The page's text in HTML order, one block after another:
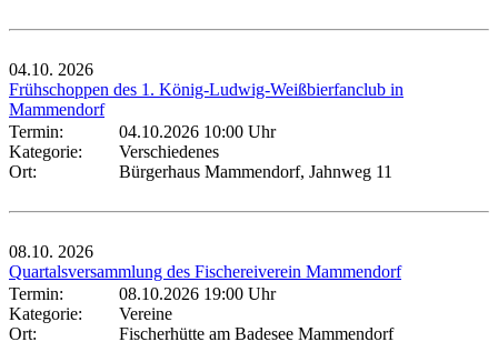
04.10. 2026
Frühschoppen des 1. König-Ludwig-Weißbierfanclub in
Mammendorf
Termin:
04.10.2026 10:00 Uhr
Kategorie:
Verschiedenes
Ort:
Bürgerhaus Mammendorf, Jahnweg 11
08.10. 2026
Quartalsversammlung des Fischereiverein Mammendorf
Termin:
08.10.2026 19:00 Uhr
Kategorie:
Vereine
Ort:
Fischerhütte am Badesee Mammendorf